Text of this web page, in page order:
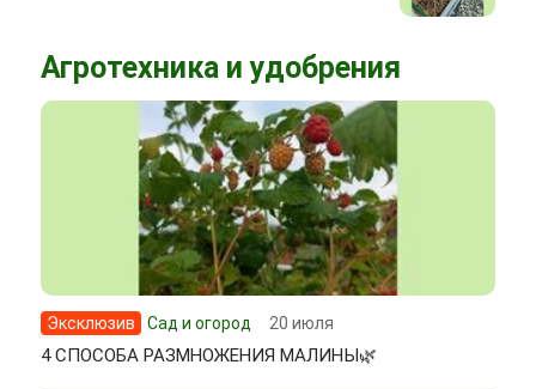
Агротехника и удобрения
Эксклюзив Сад и огород 20 июля
4 СПОСОБА РАЗМНОЖЕНИЯ МАЛИНЫ🌿